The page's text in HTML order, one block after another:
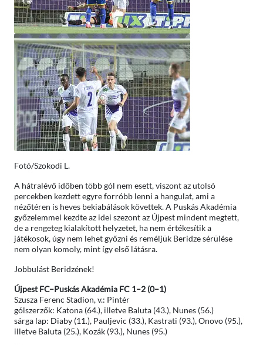
Fotó/Szokodi L.
A hátralévő időben több gól nem esett, viszont az utolsó
percekben kezdett egyre forróbb lenni a hangulat, ami a
nézőtéren is heves bekiabálások követtek. A Puskás Akadémia
győzelemmel kezdte az idei szezont az Újpest mindent megtett,
de a rengeteg kialakított helyzetet, ha nem értékesítik a
játékosok, úgy nem lehet győzni és reméljük Beridze sérülése
nem olyan komoly, mint így első látásra.
Jobbulást Beridzének!
Újpest FC–Puskás Akadémia FC 1–2 (0–1)
Szusza Ferenc Stadion, v.: Pintér
gólszerzők: Katona (64.), illetve Baluta (43.), Nunes (56.)
sárga lap: Diaby (11.), Pauljevic (33.), Kastrati (93.), Onovo (95.),
illetve Baluta (25.), Kozák (93.), Nunes (95.)